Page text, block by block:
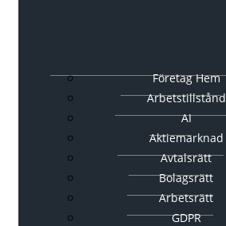
Företag Hem
Arbetstillstånd
AI
Aktiemarknad
Avtalsrätt
Bolagsrätt
Arbetsrätt
GDPR